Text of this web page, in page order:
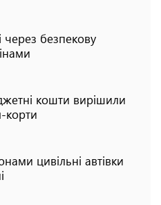
через безпекову
кошти вирішили
корти
цивільні автівки